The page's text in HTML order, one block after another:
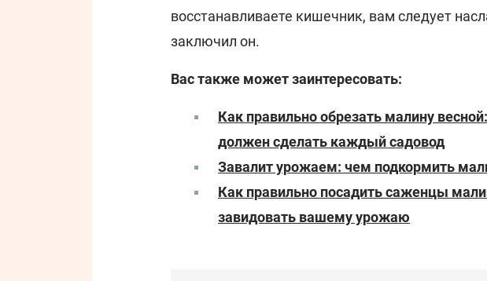
восстанавливаете кишечник, вам следует
заключил он.
Вас также может заинтересовать:
Как правильно обрезать малину
должен сделать каждый садовод
Завалит урожаем: чем подкормить
Как правильно посадить саженцы
завидовать вашему урожаю